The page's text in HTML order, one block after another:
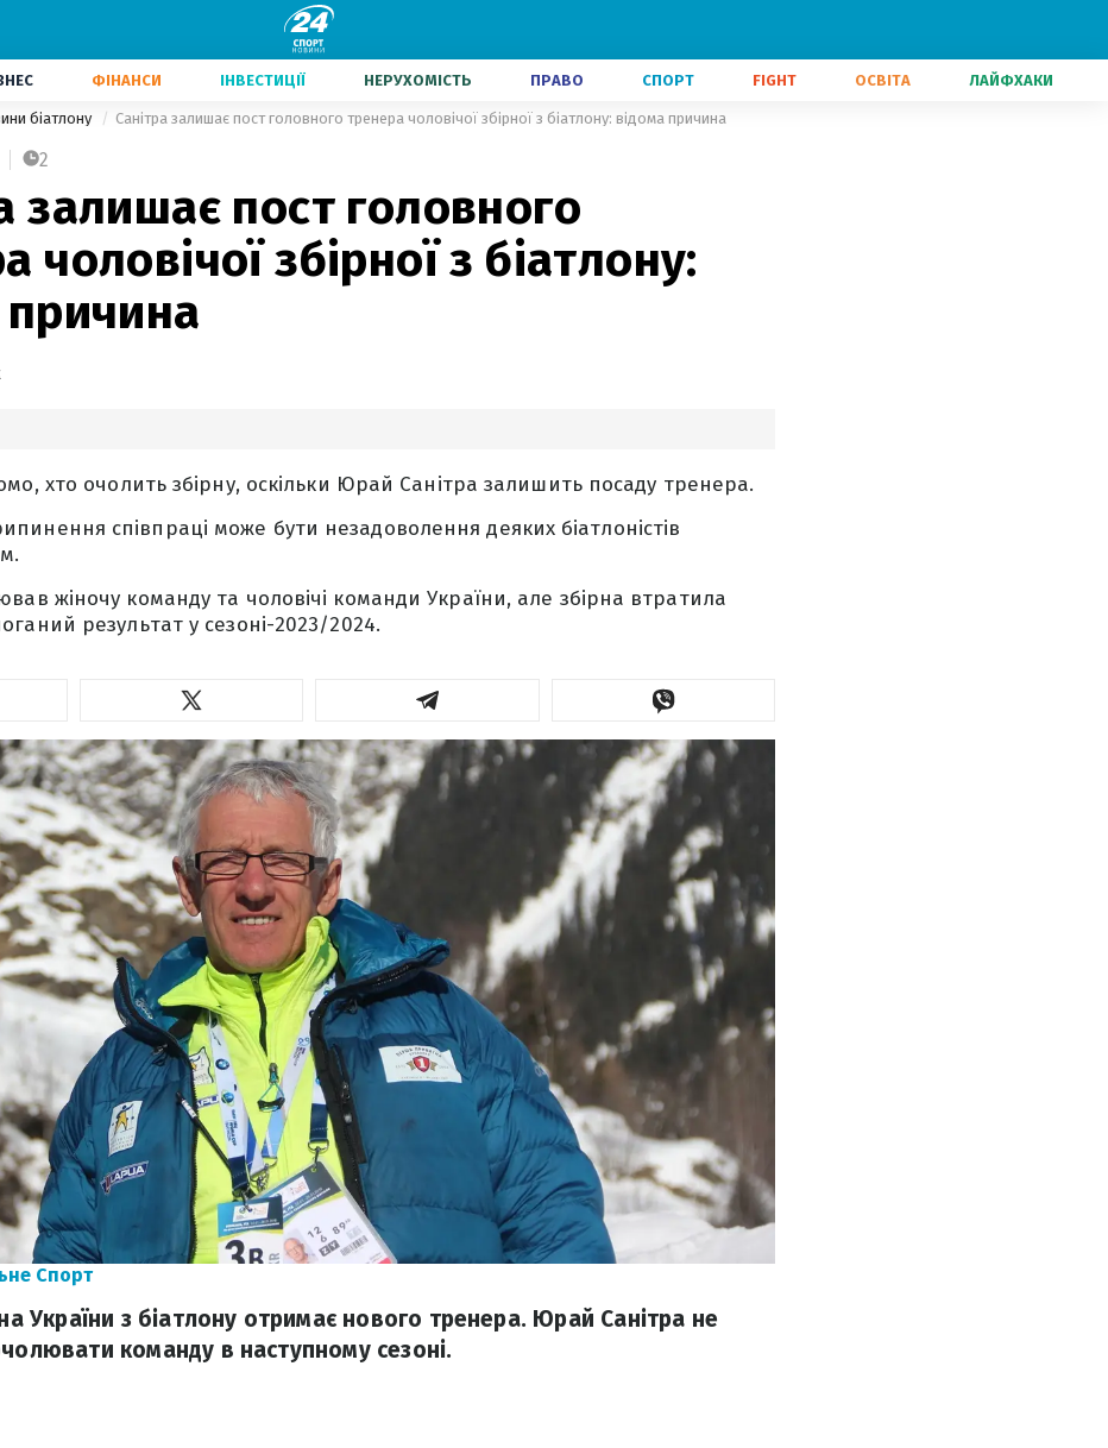
ФІНАНСИ ІНВЕСТИЦІЇ НЕРУХОМІСТЬ ПРАВО СПОРТ FIGHT ОСВІТА ЛАЙФХАКИ
біатлону Санітра залишає пост головного тренера чоловічої збірної з біатлону: відома причина
2
залишає пост головного
чоловічої збірної з біатлону:
причина
хто очолить збірну, оскільки Юрай Санітра залишить посаду тренера.
співпраці може бути незадоволення деяких біатлоністів
жіночу команду та чоловічі команди України, але збірна втратила
результат у сезоні-2023/2024.
Спорт
України з біатлону отримає нового тренера. Юрай Санітра не
команду в наступному сезоні.